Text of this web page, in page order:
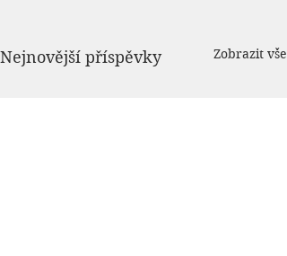
Nejnovější příspěvky Zobrazit vše